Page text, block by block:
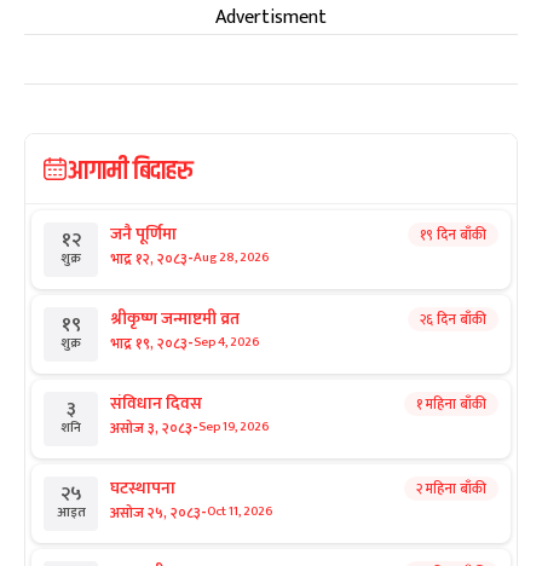
Advertisment
आगामी बिदाहरु
१२
शुक्र
जनै पूर्णिमा
भाद्र १२, २०८३-Aug 28, 2026
१९ दिन बाँकी
१९
शुक्र
श्रीकृष्ण जन्माष्टमी व्रत
भाद्र १९, २०८३-Sep 4, 2026
२६ दिन बाँकी
३
शनि
संविधान दिवस
असोज ३, २०८३-Sep 19, 2026
१ महिना बाँकी
२५
आइत
घटस्थापना
असोज २५, २०८३-Oct 11, 2026
२ महिना बाँकी